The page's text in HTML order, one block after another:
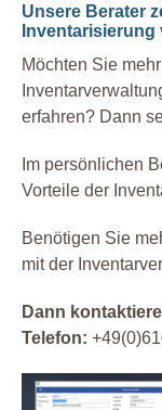
Unsere Berater
Möchten Sie
erfahren? Dann
Im persönlichen
Vorteile der
Benötigen Sie
mit der
Dann
Telefon: